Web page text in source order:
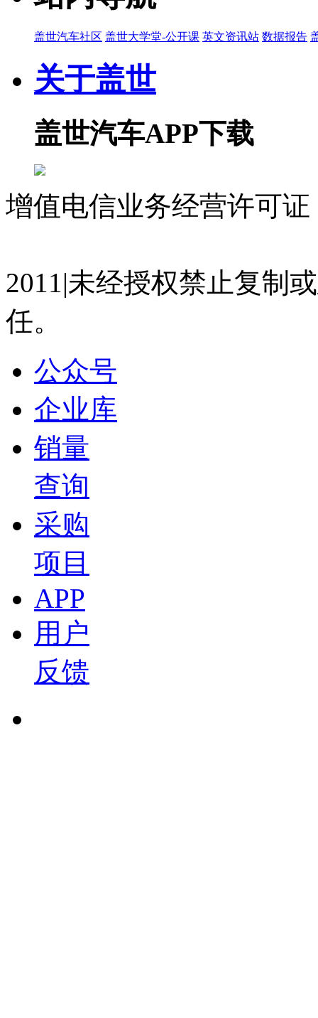
01:25
精彩花絮｜对话江汽集团控股公司党委书记、董事
2026-04-24 09:37
22:17
2026-04-23 16:52
周晓莺
2026-04-22 07:00
周晓莺
01:18
周晓莺
2026-04-20 14:00
精彩花絮｜对话伟世通高级副总裁、首席人力资
2026-04-03 14:15
19:37
C Talk | 汤恩： 品牌独立只是起点，欧摩威在中国
Garcia
2026-03-06 08:03
00:46
盖世汽车社区 盖世大学堂-公开课 英文资讯站 数据报告
关于盖世
盖世汽车APP下载
增值电信业务经营许可
2011|未经授权禁止复制
任。
公众号
企业库
销量
查询
采购
项目
APP
用户
反馈